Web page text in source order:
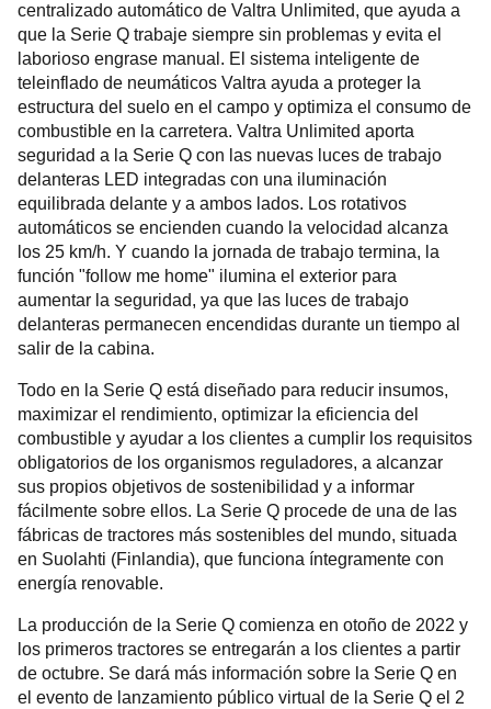
centralizado automático de Valtra Unlimited, que ayuda a
que la Serie Q trabaje siempre sin problemas y evita el
laborioso engrase manual. El sistema inteligente de
teleinflado de neumáticos Valtra ayuda a proteger la
estructura del suelo en el campo y optimiza el consumo de
combustible en la carretera. Valtra Unlimited aporta
seguridad a la Serie Q con las nuevas luces de trabajo
delanteras LED integradas con una iluminación
equilibrada delante y a ambos lados. Los rotativos
automáticos se encienden cuando la velocidad alcanza
los 25 km/h. Y cuando la jornada de trabajo termina, la
función "follow me home" ilumina el exterior para
aumentar la seguridad, ya que las luces de trabajo
delanteras permanecen encendidas durante un tiempo al
salir de la cabina.
Todo en la Serie Q está diseñado para reducir insumos,
maximizar el rendimiento, optimizar la eficiencia del
combustible y ayudar a los clientes a cumplir los requisitos
obligatorios de los organismos reguladores, a alcanzar
sus propios objetivos de sostenibilidad y a informar
fácilmente sobre ellos. La Serie Q procede de una de las
fábricas de tractores más sostenibles del mundo, situada
en Suolahti (Finlandia), que funciona íntegramente con
energía renovable.
La producción de la Serie Q comienza en otoño de 2022 y
los primeros tractores se entregarán a los clientes a partir
de octubre. Se dará más información sobre la Serie Q en
el evento de lanzamiento público virtual de la Serie Q el 2